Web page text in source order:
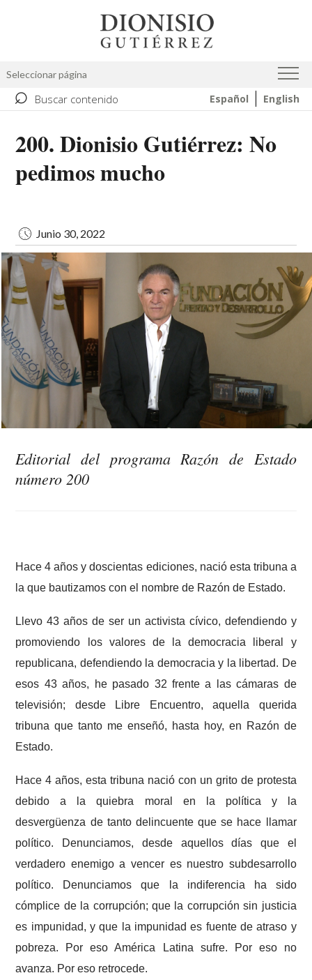
Seleccionar página
⌕ Buscar contenido Español English
200. Dionisio Gutiérrez: No
pedimos mucho
Junio 30, 2022
Editorial del programa Razón de Estado
número 200
Hace 4 años y doscientas ediciones, nació esta tribuna a
la que bautizamos con el nombre de Razón de Estado.
Llevo 43 años de ser un activista cívico, defendiendo y
promoviendo los valores de la democracia liberal y
republicana, defendiendo la democracia y la libertad. De
esos 43 años, he pasado 32 frente a las cámaras de
televisión; desde Libre Encuentro, aquella querida
tribuna que tanto me enseñó, hasta hoy, en Razón de
Estado.
Hace 4 años, esta tribuna nació con un grito de protesta
debidoa la quiebra moral en la política y la
desvergüenza de tanto delincuente que se hace llamar
político. Denunciamos, desde aquellos días que el
verdadero enemigo a vencer es nuestro subdesarrollo
político. Denunciamos que la indiferencia ha sido
cómplice de la corrupción; que la corrupción sin justicia
es impunidad, y que la impunidad es fuente de atraso y
pobreza. Por eso América Latina sufre. Por eso no
avanza. Por eso retrocede.